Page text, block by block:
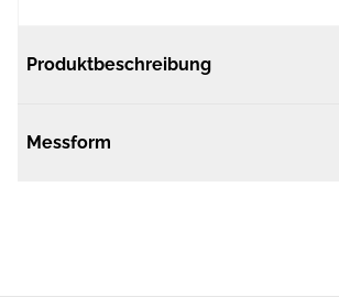
Produktbeschreibung
Messform